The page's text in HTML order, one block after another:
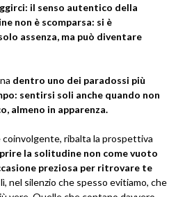
il senso autentico della
non è scomparsa: si è
assenza, ma può diventare
dentro uno dei paradossi più
sentirsi soli anche quando non
almeno in apparenza.
coinvolgente, ribalta la prospettiva
la solitudine non come vuoto
preziosa per ritrovare te
nel silenzio che spesso evitiamo, che